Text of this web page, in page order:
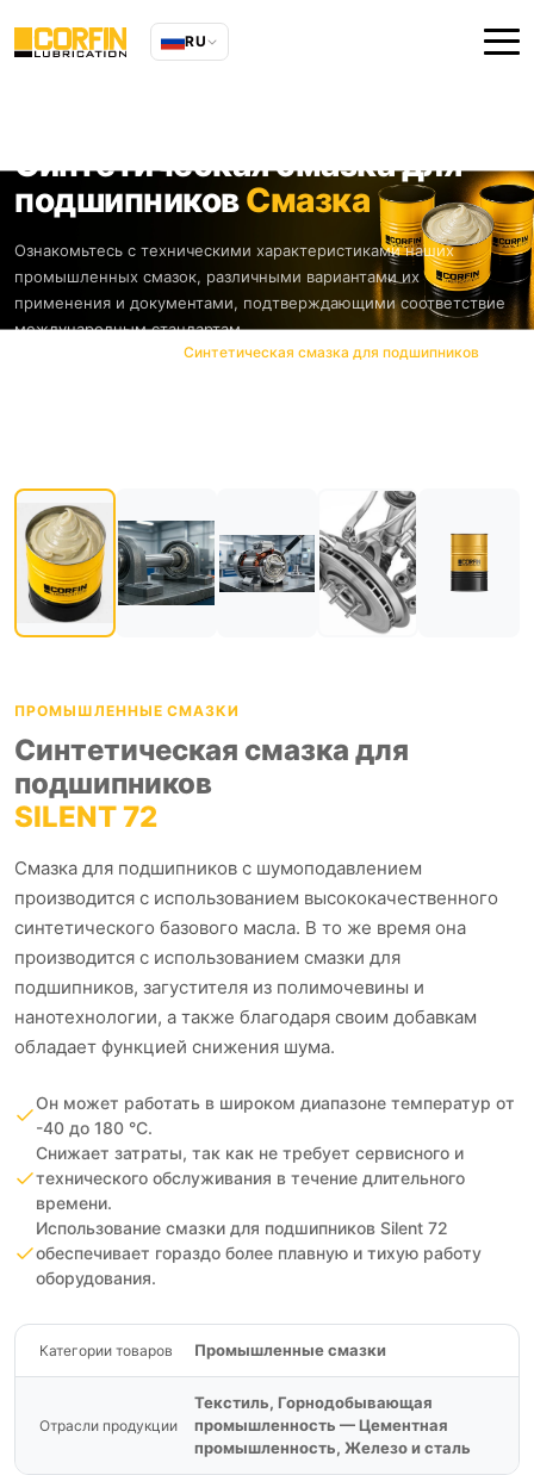
RU
Синтетическая смазка для
подшипниковСмазка
Ознакомьтесь с техническими характеристиками наших
промышленных смазок, различными вариантами их
применения и документами, подтверждающими соответствие
международным стандартам.
Синтетическая смазка для подшипников
ПРОМЫШЛЕННЫЕ СМАЗКИ
Синтетическая смазка для
подшипников
SILENT 72
Смазка для подшипников с шумоподавлением
производится с использованием высококачественного
синтетического базового масла. В то же время она
производится с использованием смазки для
подшипников, загустителя из полимочевины и
нанотехнологии, а также благодаря своим добавкам
обладает функцией снижения шума.
Он может работать в широком диапазоне температур от
-40 до 180 °C.
Снижает затраты, так как не требует сервисного и
технического обслуживания в течение длительного
времени.
Использование смазки для подшипников Silent 72
обеспечивает гораздо более плавную и тихую работу
оборудования.
Категории товаров Промышленные смазки
Отрасли продукции
Текстиль, Горнодобывающая
промышленность — Цементная
промышленность, Железо и сталь